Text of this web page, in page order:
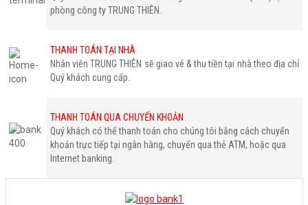
phòng công ty TRUNG THIÊN.
THANH TOÁN TẠI NHÀ
Nhân viên TRUNG THIÊN sẽ giao vé & thu tiền tại nhà theo địa chỉ
Quý khách cung cấp.
THANH TOÁN QUA CHUYỂN KHOẢN
Quý khách có thể thanh toán cho chúng tôi bằng cách chuyển
khoản trực tiếp tại ngân hàng, chuyển qua thẻ ATM, hoặc qua
Internet banking.